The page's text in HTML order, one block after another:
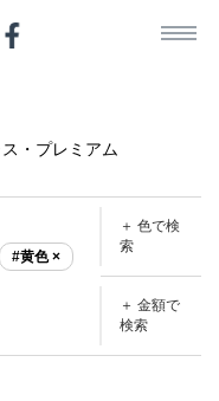
・プレミアム
#黄色 ×
＋ 色で検
索
＋ 金額で
検索